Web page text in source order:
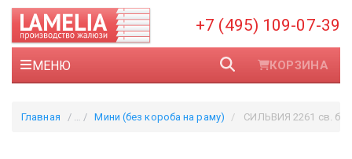
+7 (495) 109-07-39
МЕНЮ КОРЗИНА
Главная Мини (без короба на раму) СИЛЬВИЯ 2261 св.